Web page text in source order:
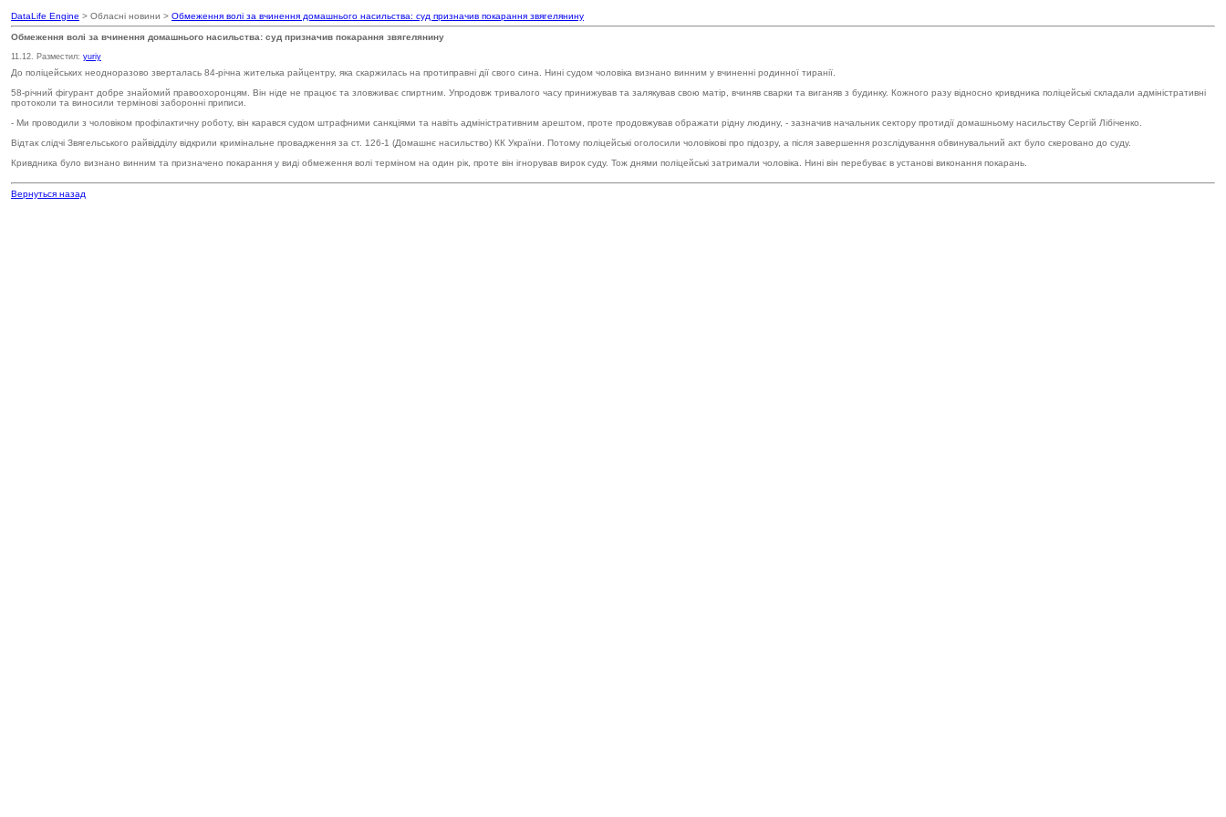
DataLife Engine > Обласні новини > Обмеження волі за вчинення домашнього насильства: суд призначив покарання звягелянину
Обмеження волі за вчинення домашнього насильства: суд призначив покарання звягелянину
11.12. Разместил: yuriy
До поліцейських неодноразово зверталась 84-річна жителька райцентру, яка скаржилась на протиправні дії свого сина. Нині судом чоловіка визнано винним у вчиненні родинної тиранії.
58-річний фігурант добре знайомий правоохоронцям. Він ніде не працює та зловживає спиртним. Упродовж тривалого часу принижував та залякував свою матір, вчиняв сварки та виганяв з будинку. Кожного разу відносно кривдника поліцейські складали адміністративні
протоколи та виносили термінові заборонні приписи.
- Ми проводили з чоловіком профілактичну роботу, він карався судом штрафними санкціями та навіть адміністративним арештом, проте продовжував ображати рідну людину, - зазначив начальник сектору протидії домашньому насильству Сергій Лібіченко.
Відтак слідчі Звягельського райвідділу відкрили кримінальне провадження за ст. 126-1 (Домашнє насильство) КК України. Потому поліцейські оголосили чоловікові про підозру, а після завершення розслідування обвинувальний акт було скеровано до суду.
Кривдника було визнано винним та призначено покарання у виді обмеження волі терміном на один рік, проте він ігнорував вирок суду. Тож днями поліцейські затримали чоловіка. Нині він перебуває в установі виконання покарань.
Вернуться назад